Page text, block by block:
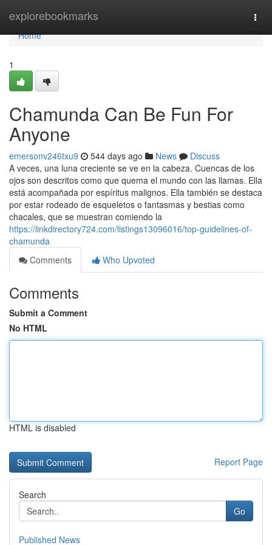
explorebookmarks
Home
Home
1
Chamunda Can Be Fun For
Anyone
emersonv246txu9 544 days ago News
Discuss
A veces, una luna creciente se ve en la cabeza. Cuencas de los
ojos son descritos como que quema el mundo con las llamas. Ella
está acompañada por espíritus malignos. Ella también se destaca
por estar rodeado de esqueletos o fantasmas y bestias como
chacales, que se muestran comiendo la
https://linkdirectory724.com/listings13096016/top-guidelines-of-
chamunda
Comments
Who Upvoted
Comments
Submit a Comment
No HTML
HTML is disabled
Report Page
Search
Go
Published News